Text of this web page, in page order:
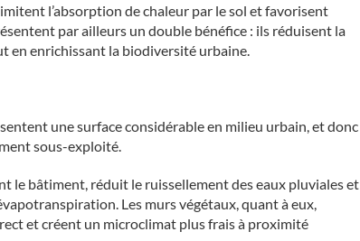
l’absorption de chaleur par le sol et favorisent
par ailleurs un double bénéfice : ils réduisent la
en enrichissant la biodiversité urbaine.
une surface considérable en milieu urbain, et donc
sous-exploité.
le bâtiment, réduit le ruissellement des eaux pluviales et
Les murs végétaux, quant à eux,
et créent un microclimat plus frais à proximité